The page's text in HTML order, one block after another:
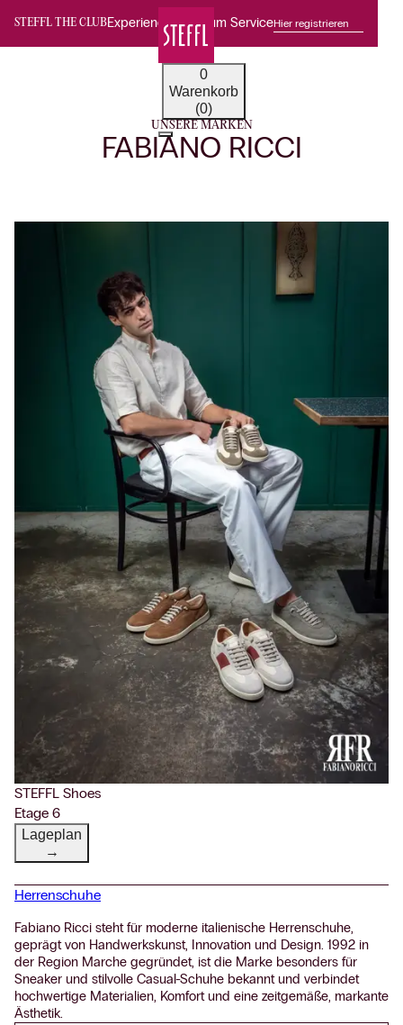
STEFFL THE CLUBExperience Premium ServiceHier registrieren
0
Warenkorb
(0)
UNSERE MARKEN
FABIANO RICCI
STEFFL Shoes
Etage 6
Lageplan
→
Herrenschuhe
Fabiano Ricci steht für moderne italienische Herrenschuhe,
geprägt von Handwerkskunst, Innovation und Design. 1992 in
der Region Marche gegründet, ist die Marke besonders für
Sneaker und stilvolle Casual-Schuhe bekannt und verbindet
hochwertige Materialien, Komfort und eine zeitgemäße, markante
Ästhetik.